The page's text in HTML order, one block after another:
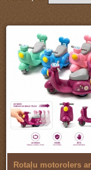
Rotaļu motorolers